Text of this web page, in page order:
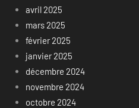
avril 2025
mars 2025
février 2025
janvier 2025
décembre 2024
novembre 2024
octobre 2024